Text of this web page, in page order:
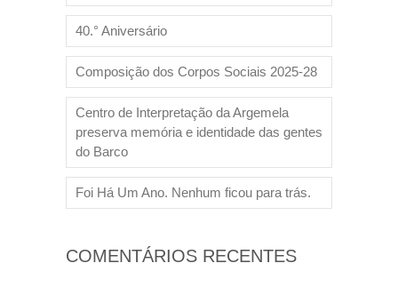
40.° Aniversário
Composição dos Corpos Sociais 2025-28
Centro de Interpretação da Argemela
preserva memória e identidade das gentes
do Barco
Foi Há Um Ano. Nenhum ficou para trás.
COMENTÁRIOS RECENTES